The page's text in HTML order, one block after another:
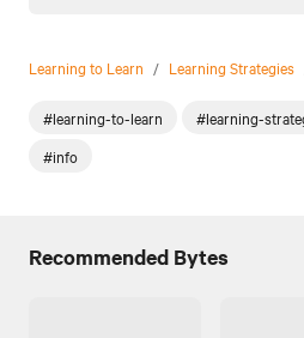
Learning to Learn / Learning Strategies
#learning-to-learn #learning-
#info
Recommended Bytes